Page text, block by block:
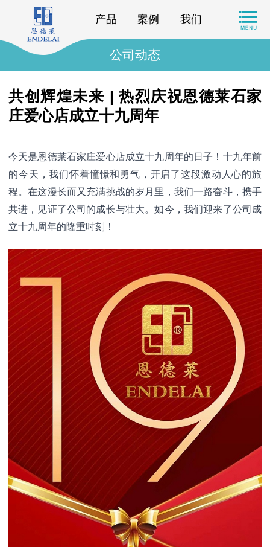
产品 案例 我们
公司动态
共创辉煌未来 | 热烈庆祝恩德莱石家
庄爱心店成立十九周年
今天是恩德莱石家庄爱心店成立十九周年的日子！十九年前
的今天，我们怀着憧憬和勇气，开启了这段激动人心的旅
程。在这漫长而又充满挑战的岁月里，我们一路奋斗，携手
共进，见证了公司的成长与壮大。如今，我们迎来了公司成
立十九周年的隆重时刻！